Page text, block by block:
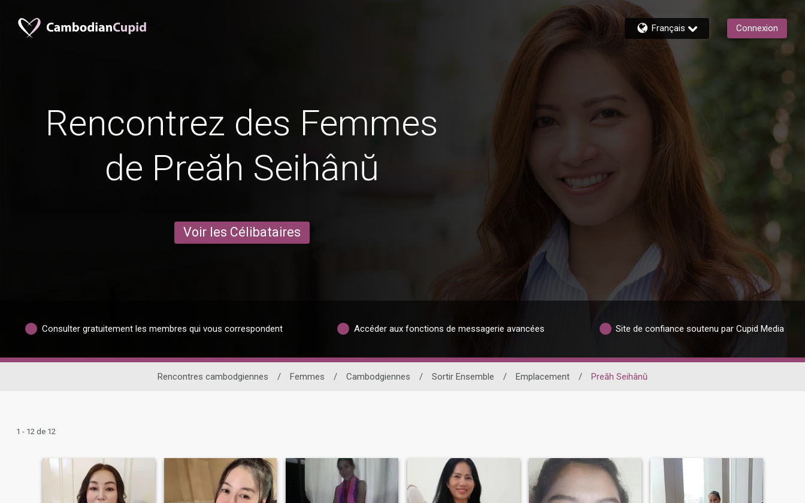
Français Connexion
Rencontrez des Femmes
de Preăh Seihânŭ
Voir les Célibataires
Consulter gratuitement les membres qui vous correspondent Accéder aux fonctions de messagerie avancées Site de confiance soutenu par Cupid Media
Rencontres cambodgiennes / Femmes / Cambodgiennes / Sortir Ensemble / Emplacement / Preăh Seihânŭ
1 - 12 de 12